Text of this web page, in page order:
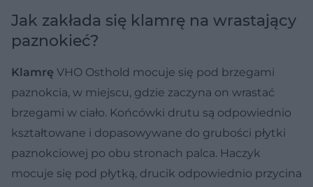
Jak zakłada się klamrę na wrastający
paznokieć?
Klamrę VHO Osthold mocuje się pod brzegami
paznokcia, w miejscu, gdzie zaczyna on wrastać
brzegami w ciało. Końcówki drutu są odpowiednio
kształtowane i dopasowywane do grubości płytki
paznokciowej po obu stronach palca. Haczyk
mocuje się pod płytką, drucik odpowiednio przycina